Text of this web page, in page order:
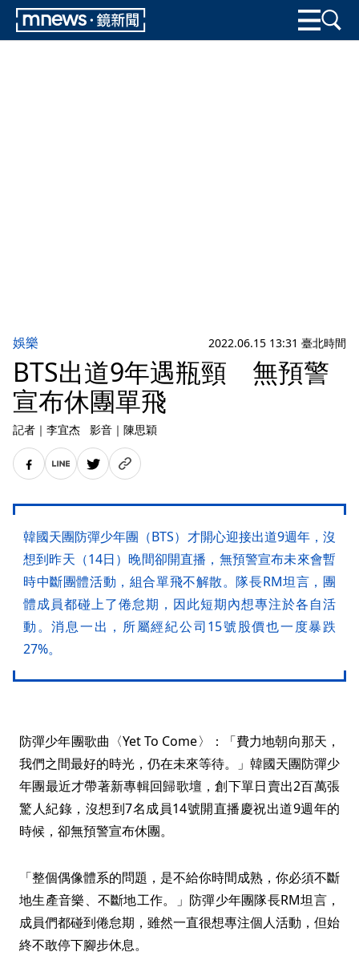
娛樂 2022.06.15 13:31 臺北時間
BTS出道9年遇瓶頸 無預警
宣布休團單飛
記者 ｜ 李宜杰 影音 ｜ 陳思穎
韓國天團防彈少年團（BTS）才開心迎接出道9週年，沒
想到昨天（14日）晚間卻開直播，無預警宣布未來會暫
時中斷團體活動，組合單飛不解散。隊長RM坦言，團
體成員都碰上了倦怠期，因此短期內想專注於各自活
動。消息一出，所屬經紀公司15號股價也一度暴跌
27%。
防彈少年團歌曲〈Yet To Come〉：「費力地朝向那天，
我們之間最好的時光，仍在未來等待。」韓國天團防彈少
年團最近才帶著新專輯回歸歌壇，創下單日賣出2百萬張
驚人紀錄，沒想到7名成員14號開直播慶祝出道9週年的
時候，卻無預警宣布休團。
「整個偶像體系的問題，是不給你時間成熟，你必須不斷
地生產音樂、不斷地工作。」防彈少年團隊長RM坦言，
成員們都碰到倦怠期，雖然一直很想專注個人活動，但始
終不敢停下腳步休息。